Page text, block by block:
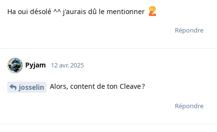
Ha oui désolé ^^ j'aurais dû le mentionner
Répondre
Pyjam 12 avr. 2025
josselin Alors, content de ton Cleave ?
Répondre